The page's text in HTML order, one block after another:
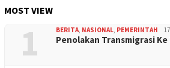
MOST VIEW
1 BERITA, NASIONAL, PEMERINTAH
Penolakan Transmigrasi Ke